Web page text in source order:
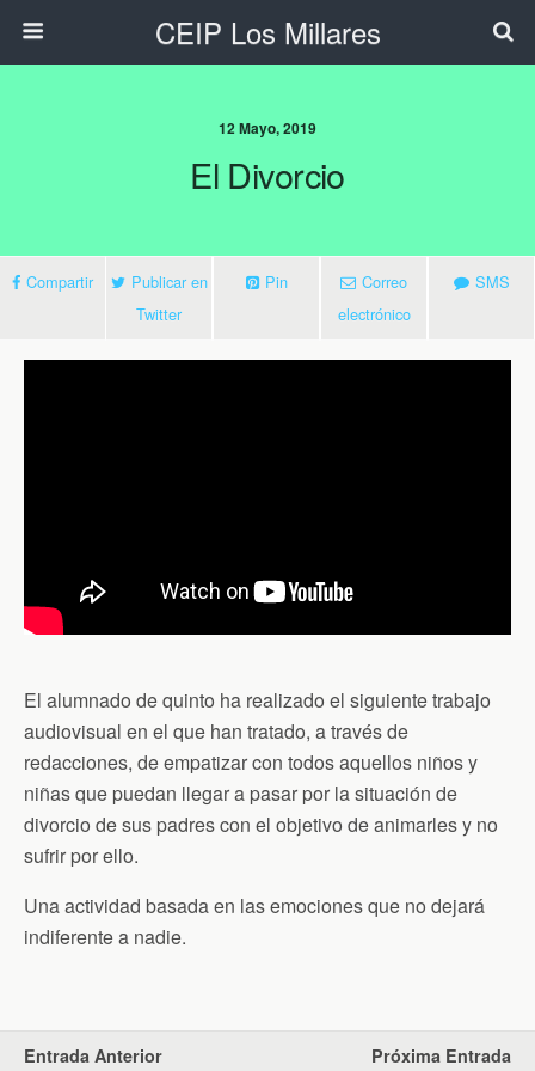
CEIP Los Millares
12 Mayo, 2019
El Divorcio
Compartir
Publicar en
Twitter
Pin
Correo
electrónico
SMS
El alumnado de quinto ha realizado el siguiente trabajo
audiovisual en el que han tratado, a través de
redacciones, de empatizar con todos aquellos niños y
niñas que puedan llegar a pasar por la situación de
divorcio de sus padres con el objetivo de animarles y no
sufrir por ello.
Una actividad basada en las emociones que no dejará
indiferente a nadie.
Entrada Anterior Próxima Entrada